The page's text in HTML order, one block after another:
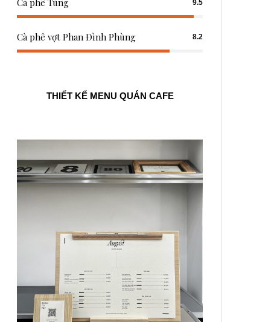
Cà phê Tùng 9.5
Cà phê vợt Phan Đình Phùng 8.2
THIẾT KẾ MENU QUÁN CAFE